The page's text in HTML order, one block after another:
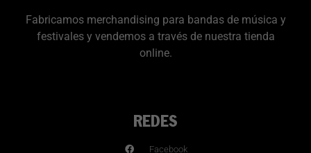
Fabricamos merchandising para bandas de música y
festivales y vendemos a través de nuestra tienda
online.
REDES
Facebook